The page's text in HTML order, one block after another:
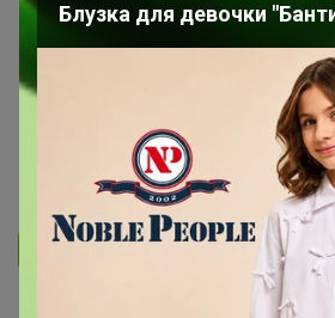
СП90 ЧУДЕСНЫЕ
самой легкой уборки!
микрофибра для
для бани! НОВИНКИ!
54.7K
Ответить
Блузка для девочки